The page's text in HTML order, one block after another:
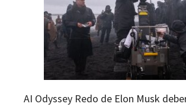
AI Odyssey Redo de Elon Musk